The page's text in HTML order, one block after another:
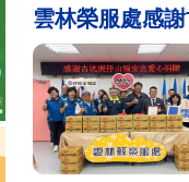
雲林榮服處感